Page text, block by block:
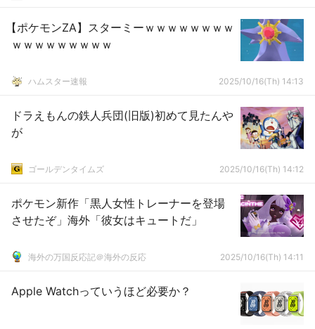
【ポケモンZA】スターミーｗｗｗｗｗｗｗｗ
ｗｗｗｗｗｗｗｗｗ
ハムスター速報 2025/10/16(Th) 14:13
ドラえもんの鉄人兵団(旧版)初めて見たんや
が
ゴールデンタイムズ 2025/10/16(Th) 14:12
ポケモン新作「黒人女性トレーナーを登場
させたぞ」海外「彼女はキュートだ」
海外の万国反応記＠海外の反応 2025/10/16(Th) 14:11
Apple Watchっていうほど必要か？